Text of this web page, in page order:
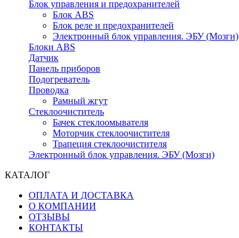
Блок управления и предохранителей
Блок ABS
Блок реле и предохранителей
Электронный блок управления. ЭБУ (Мозги)
Блоки ABS
Датчик
Панель приборов
Подогреватель
Проводка
Рамный жгут
Стеклоочиститель
Бачек стеклоомывателя
Моторчик стеклоочистителя
Трапеция стеклоочистителя
Электронный блок управления. ЭБУ (Мозги)
КАТАЛОГ
ОПЛАТА И ДОСТАВКА
О КОМПАНИИ
ОТЗЫВЫ
КОНТАКТЫ